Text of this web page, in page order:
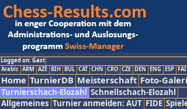
Logged on: Gast
Arabic ARM AZE BIH BUL CAT CHN CRO CZE DEN ENG ESP FAI
Home TurnierDB Meisterschaft Foto-
Turnierschach-Elozahl Schnellschach-Elozahl
Allgemeines Turnier anmelden: AUT FIDE